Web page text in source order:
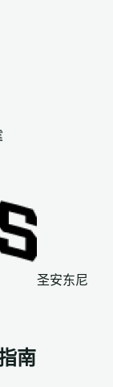
圣安东尼
南